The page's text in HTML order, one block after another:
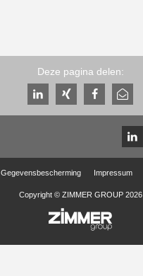
Deze pagina delen:
Gegevensbescherming Impressum
Copyright © ZIMMER GROUP 2026